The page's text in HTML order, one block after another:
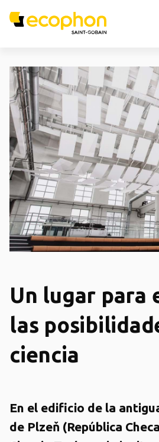
Un lugar para
las
ciencia
En el edificio de la
de Plzeň (República